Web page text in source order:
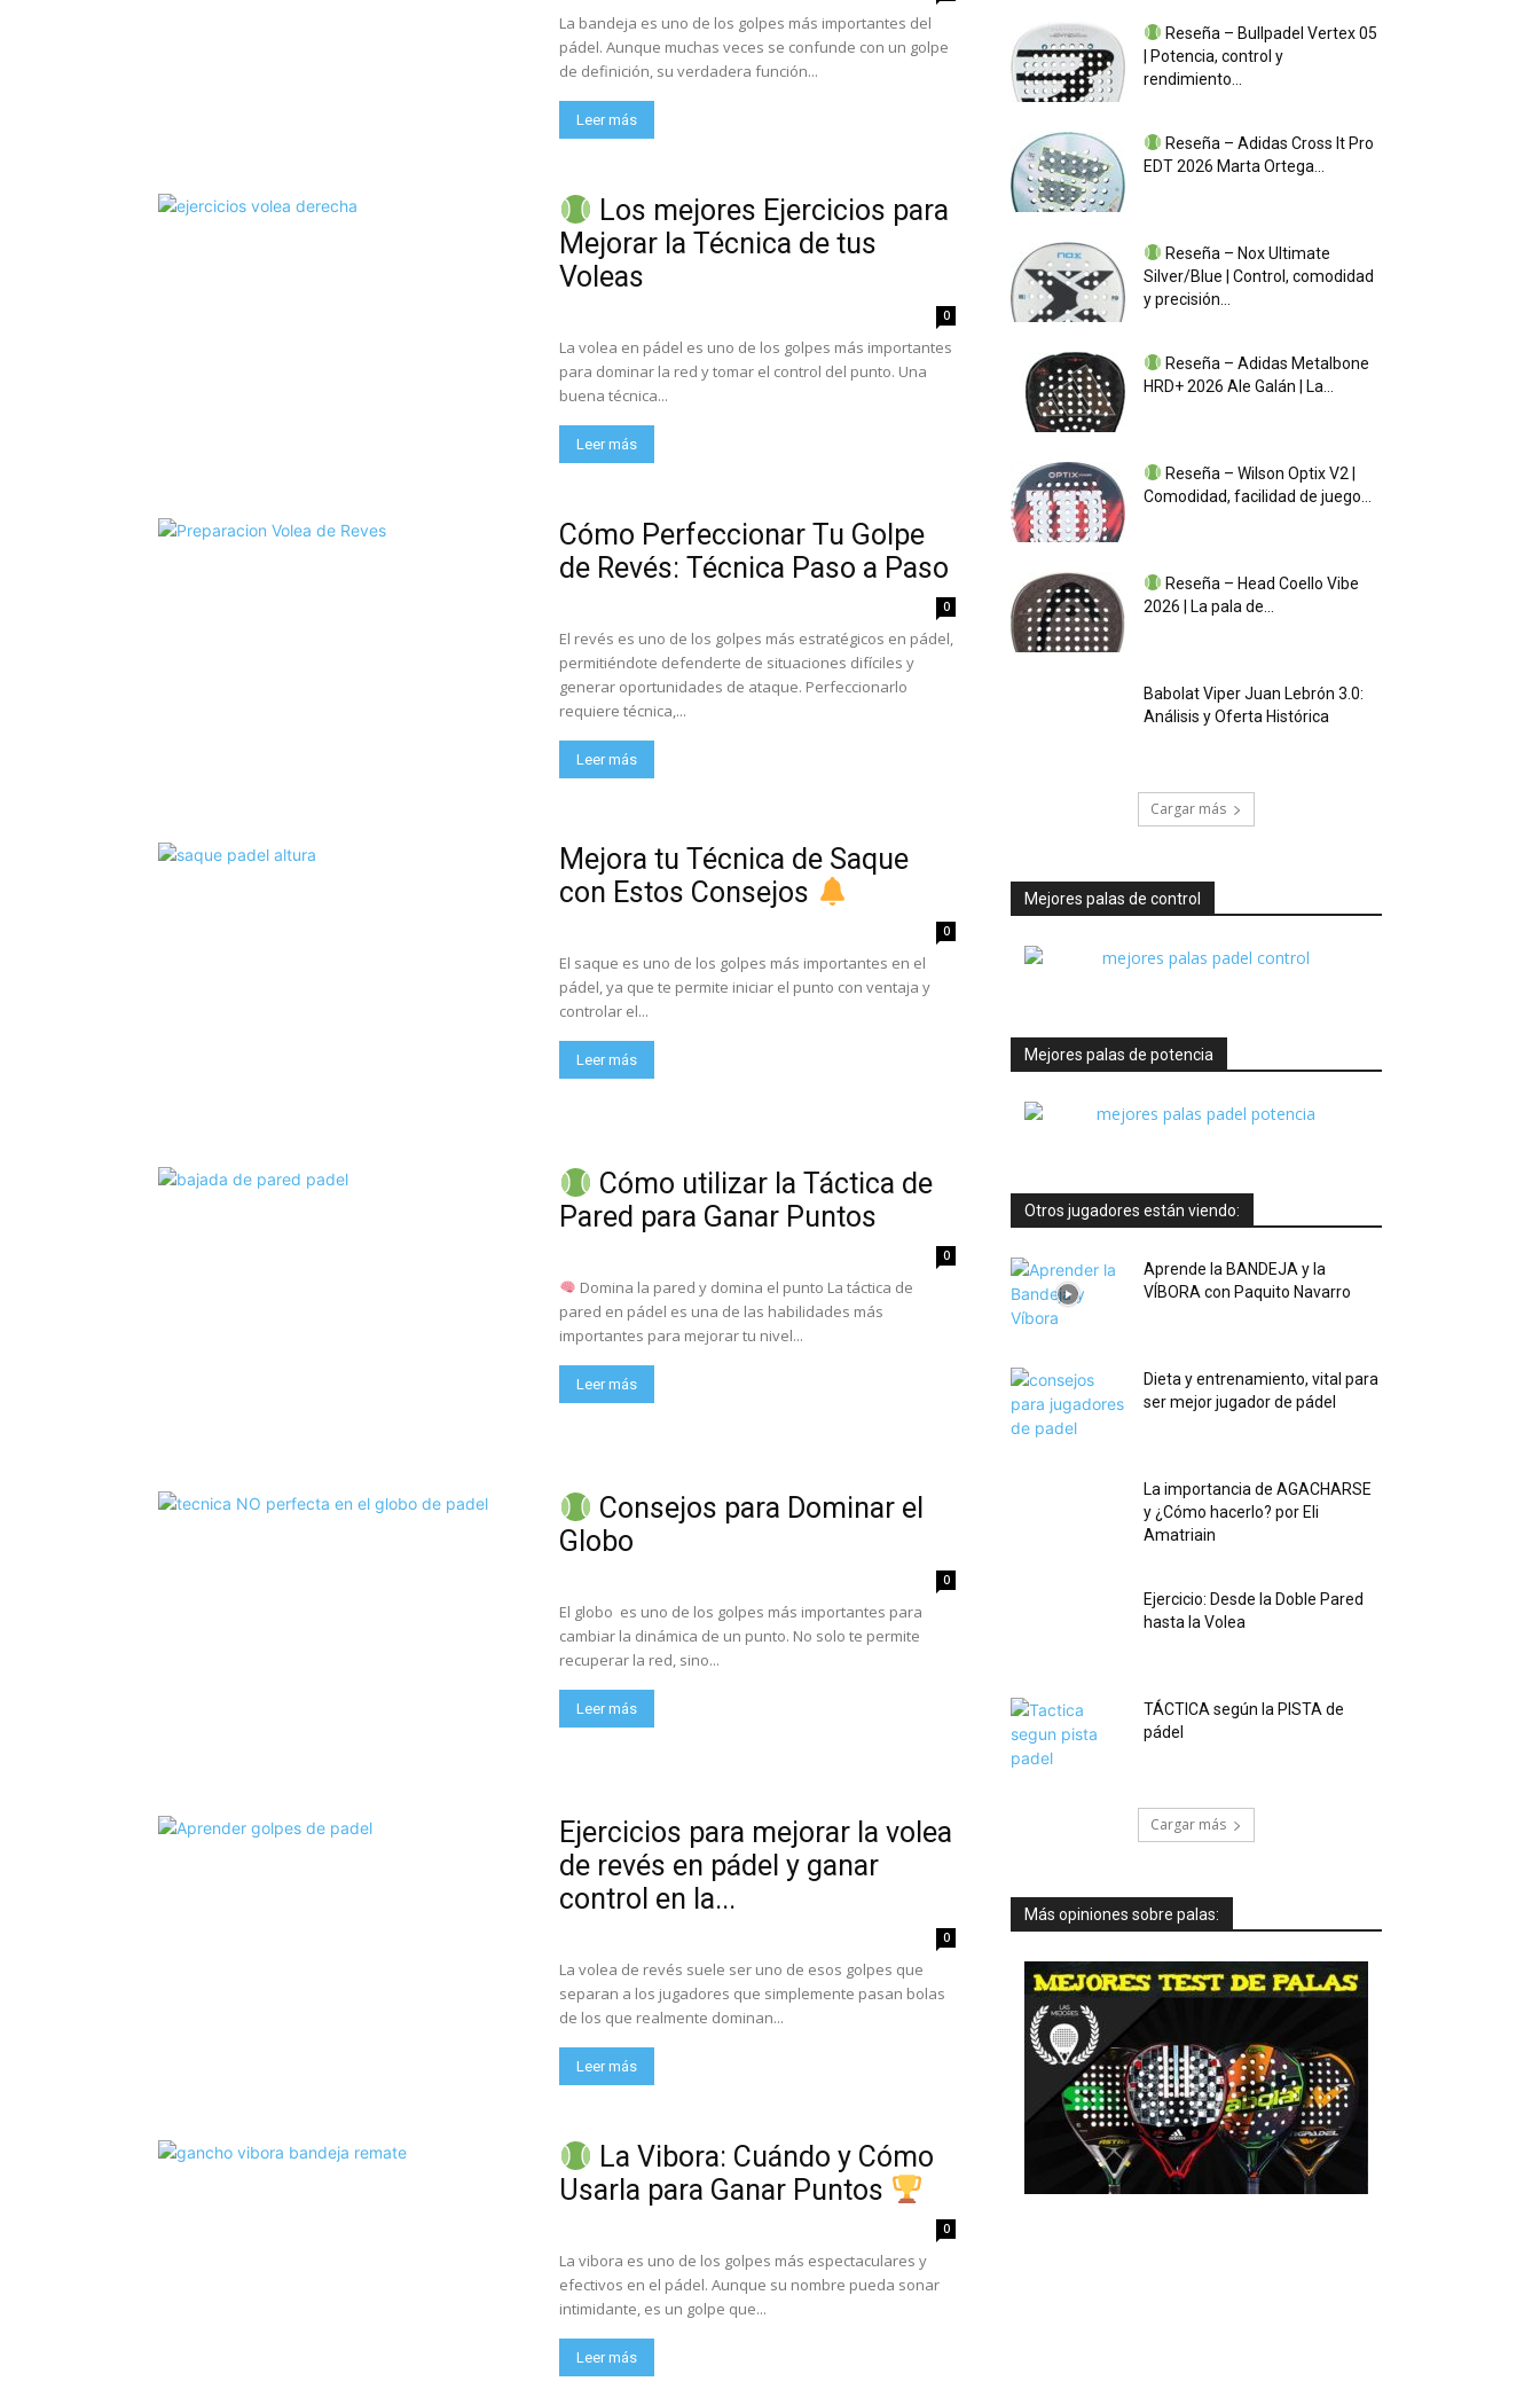
La bandeja es uno de los golpes más importantes del
pádel. Aunque muchas veces se confunde con un golpe
de definición, su verdadera función...
Leer más
Los mejores Ejercicios para
Mejorar la Técnica de tus
Voleas
0
La volea en pádel es uno de los golpes más importantes
para dominar la red y tomar el control del punto. Una
buena técnica...
Leer más
Cómo Perfeccionar Tu Golpe
de Revés: Técnica Paso a Paso
0
El revés es uno de los golpes más estratégicos en pádel,
permitiéndote defenderte de situaciones difíciles y
generar oportunidades de ataque. Perfeccionarlo
requiere técnica,...
Leer más
Mejora tu Técnica de Saque
con Estos Consejos
0
El saque es uno de los golpes más importantes en el
pádel, ya que te permite iniciar el punto con ventaja y
controlar el...
Leer más
Cómo utilizar la Táctica de
Pared para Ganar Puntos
0
Domina la pared y domina el punto La táctica de
pared en pádel es una de las habilidades más
importantes para mejorar tu nivel...
Leer más
Consejos para Dominar el
Globo
0
El globo es uno de los golpes más importantes para
cambiar la dinámica de un punto. No solo te permite
recuperar la red, sino...
Leer más
Ejercicios para mejorar la volea
de revés en pádel y ganar
control en la...
0
La volea de revés suele ser uno de esos golpes que
separan a los jugadores que simplemente pasan bolas
de los que realmente dominan...
Leer más
La Vibora: Cuándo y Cómo
Usarla para Ganar Puntos
0
La vibora es uno de los golpes más espectaculares y
efectivos en el pádel. Aunque su nombre pueda sonar
intimidante, es un golpe que...
Leer más
Reseña – Bullpadel Vertex 05
| Potencia, control y
rendimiento...
Reseña – Adidas Cross It Pro
EDT 2026 Marta Ortega...
Reseña – Nox Ultimate
Silver/Blue | Control, comodidad
y precisión...
Reseña – Adidas Metalbone
HRD+ 2026 Ale Galán | La...
Reseña – Wilson Optix V2 |
Comodidad, facilidad de juego...
Reseña – Head Coello Vibe
2026 | La pala de...
Babolat Viper Juan Lebrón 3.0:
Análisis y Oferta Histórica
Cargar más
Mejores palas de control
Mejores palas de potencia
Otros jugadores están viendo:
Aprende la BANDEJA y la
VÍBORA con Paquito Navarro
Dieta y entrenamiento, vital para
ser mejor jugador de pádel
La importancia de AGACHARSE
y ¿Cómo hacerlo? por Eli
Amatriain
Ejercicio: Desde la Doble Pared
hasta la Volea
TÁCTICA según la PISTA de
pádel
Cargar más
Más opiniones sobre palas: